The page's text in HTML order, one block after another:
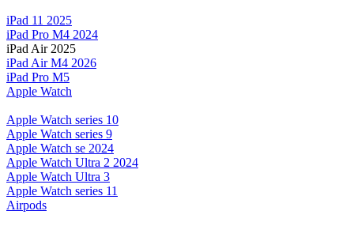
iPad 11 2025
iPad Pro M4 2024
iPad Air 2025
iPad Air M4 2026
iPad Pro M5
Apple Watch
Apple Watch series 10
Apple Watch series 9
Apple Watch se 2024
Apple Watch Ultra 2 2024
Apple Watch Ultra 3
Apple Watch series 11
Airpods